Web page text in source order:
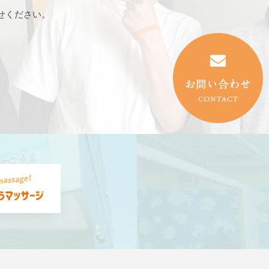
ださい。